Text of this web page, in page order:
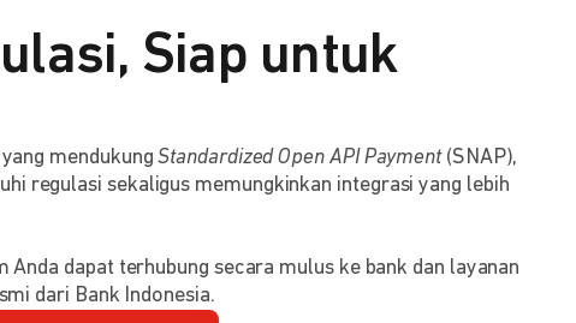
Siap untuk
mendukungStandardized Open API Payment(SNAP),
regulasi sekaligus memungkinkan integrasi yang lebih
Anda dapat terhubung secara mulus ke bank dan layanan
dari Bank Indonesia.